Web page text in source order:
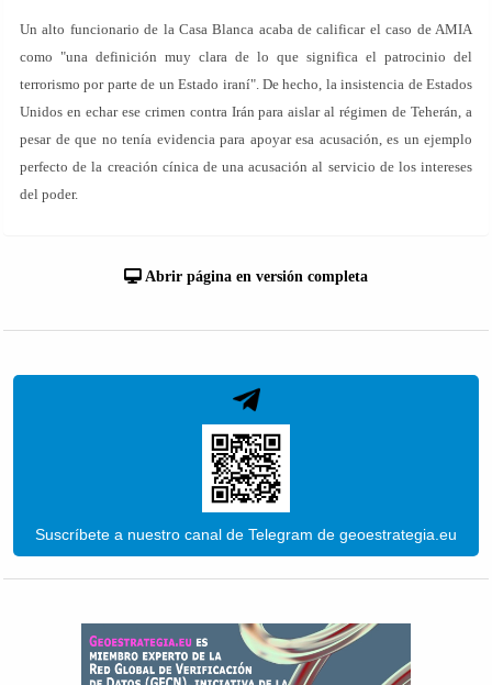
Un alto funcionario de la Casa Blanca acaba de calificar el caso de AMIA
como "una definición muy clara de lo que significa el patrocinio del
terrorismo por parte de un Estado iraní". De hecho, la insistencia de Estados
Unidos en echar ese crimen contra Irán para aislar al régimen de Teherán, a
pesar de que no tenía evidencia para apoyar esa acusación, es un ejemplo
perfecto de la creación cínica de una acusación al servicio de los intereses
del poder.
Abrir página en versión completa
Suscríbete a nuestro canal de Telegram de geoestrategia.eu